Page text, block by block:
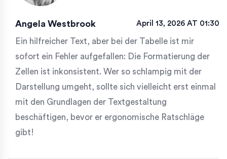
Angela Westbrook April 13, 2026 AT 01:30
Ein hilfreicher Text, aber bei der Tabelle ist mir
sofort ein Fehler aufgefallen: Die Formatierung der
Zellen ist inkonsistent. Wer so schlampig mit der
Darstellung umgeht, sollte sich vielleicht erst einmal
mit den Grundlagen der Textgestaltung
beschäftigen, bevor er ergonomische Ratschläge
gibt!